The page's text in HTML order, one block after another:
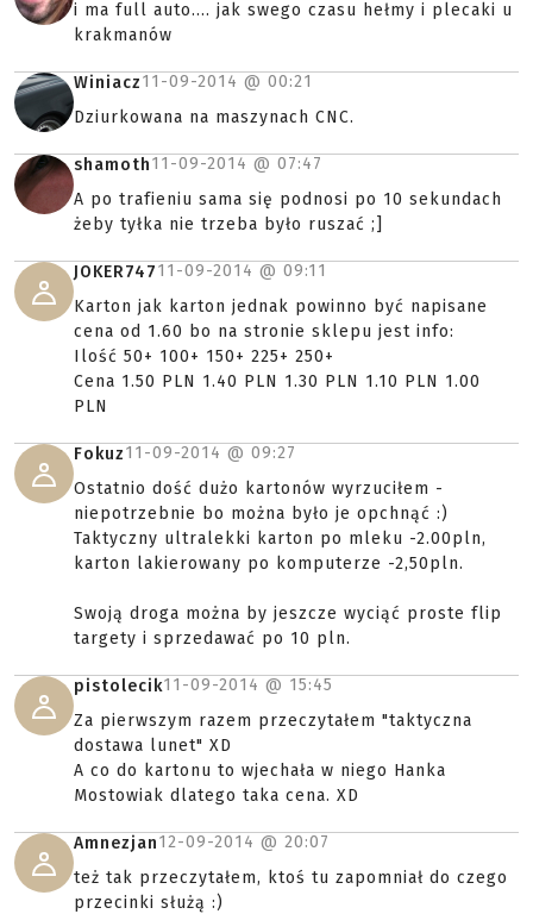
i ma full auto.... jak swego czasu hełmy i plecaki u
krakmanów
Winiacz11-09-2014 @ 00:21
Dziurkowana na maszynach CNC.
shamoth11-09-2014 @ 07:47
A po trafieniu sama się podnosi po 10 sekundach
żeby tyłka nie trzeba było ruszać ;]
JOKER74711-09-2014 @ 09:11
Karton jak karton jednak powinno być napisane
cena od 1.60 bo na stronie sklepu jest info:
Ilość 50+ 100+ 150+ 225+ 250+
Cena 1.50 PLN 1.40 PLN 1.30 PLN 1.10 PLN 1.00
PLN
Fokuz11-09-2014 @ 09:27
Ostatnio dość dużo kartonów wyrzuciłem -
niepotrzebnie bo można było je opchnąć :)
Taktyczny ultralekki karton po mleku -2.00pln,
karton lakierowany po komputerze -2,50pln.
Swoją droga można by jeszcze wyciąć proste flip
targety i sprzedawać po 10 pln.
pistolecik11-09-2014 @ 15:45
Za pierwszym razem przeczytałem "taktyczna
dostawa lunet" XD
A co do kartonu to wjechała w niego Hanka
Mostowiak dlatego taka cena. XD
Amnezjan12-09-2014 @ 20:07
też tak przeczytałem, ktoś tu zapomniał do czego
przecinki służą :)